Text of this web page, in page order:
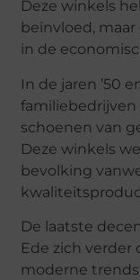
Deze winkels
beïnvloed,
in de
In de jaren ’50
familiebedrijven
schoenen van
Deze winkels
bevolking
De laatste
Ede zich verder
moderne